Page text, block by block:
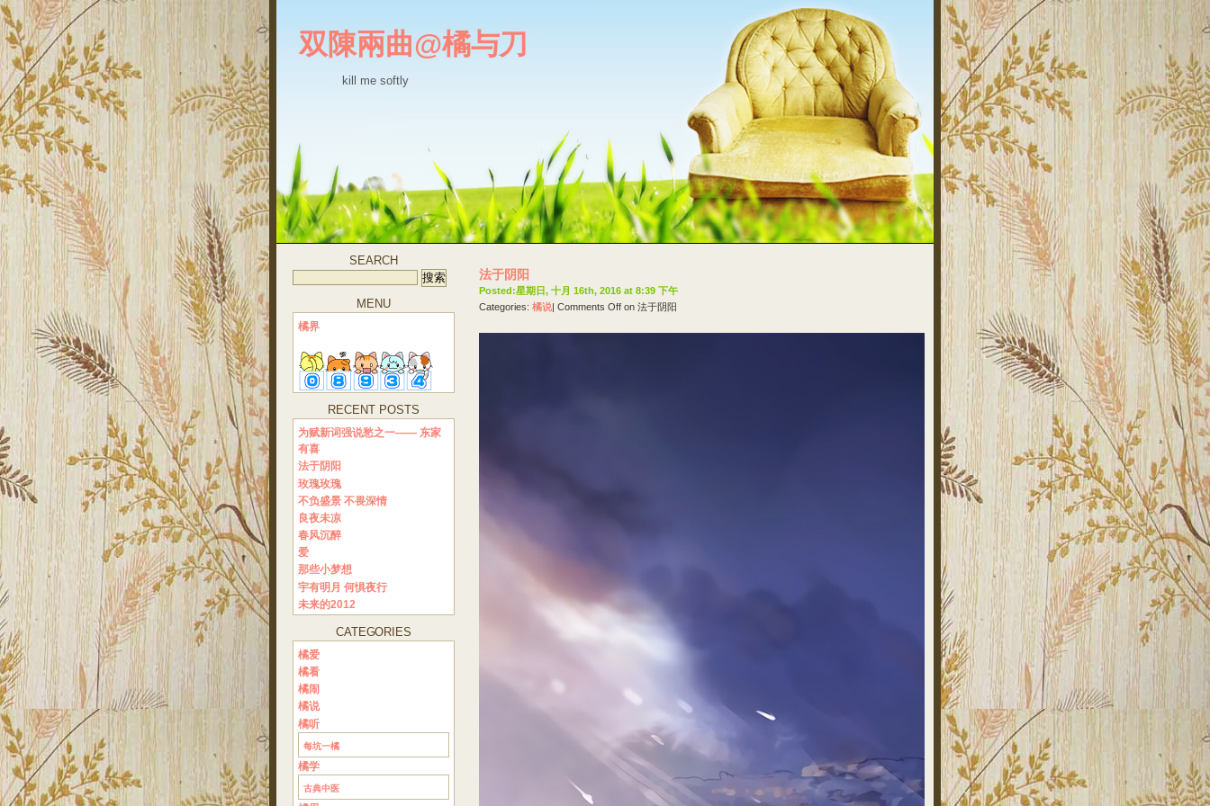
双陳兩曲@橘与刀
kill me softly
法于阴阳
Posted:星期日, 十月 16th, 2016 at 8:39 下午
Categories: 橘说| Comments Off on 法于阴阳
SEARCH
MENU
橘界
RECENT POSTS
为赋新词强说愁之一—— 东家
有喜
法于阴阳
玫瑰玫瑰
不负盛景 不畏深情
良夜未凉
春风沉醉
爱
那些小梦想
宇有明月 何惧夜行
未来的2012
CATEGORIES
橘爱
橘看
橘闹
橘说
橘听
每坑一橘
橘学
古典中医